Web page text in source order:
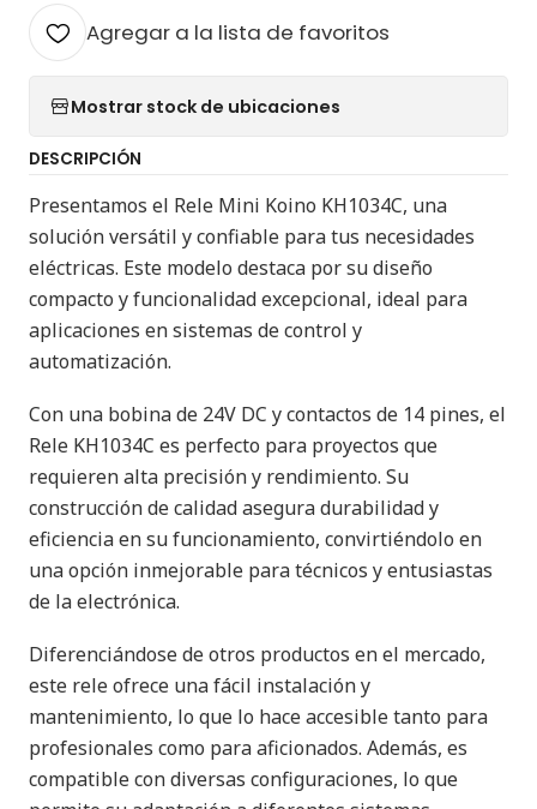
Agregar a la lista de favoritos
Mostrar stock de ubicaciones
DESCRIPCIÓN
Presentamos el Rele Mini Koino KH1034C, una
solución versátil y confiable para tus necesidades
eléctricas. Este modelo destaca por su diseño
compacto y funcionalidad excepcional, ideal para
aplicaciones en sistemas de control y
automatización.
Con una bobina de 24V DC y contactos de 14 pines, el
Rele KH1034C es perfecto para proyectos que
requieren alta precisión y rendimiento. Su
construcción de calidad asegura durabilidad y
eficiencia en su funcionamiento, convirtiéndolo en
una opción inmejorable para técnicos y entusiastas
de la electrónica.
Diferenciándose de otros productos en el mercado,
este rele ofrece una fácil instalación y
mantenimiento, lo que lo hace accesible tanto para
profesionales como para aficionados. Además, es
compatible con diversas configuraciones, lo que